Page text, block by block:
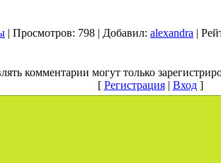
| Просмотров: 798 | Добавил: alexandra |
комментарии могут только
[ Регистрация| Вход]